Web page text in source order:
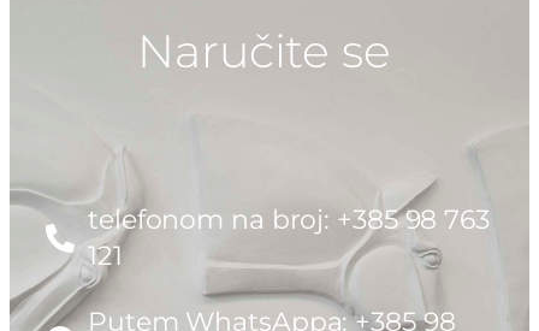
Naručite se
telefonom na broj: +385 98 763
121
Putem WhatsAppa: +385 98